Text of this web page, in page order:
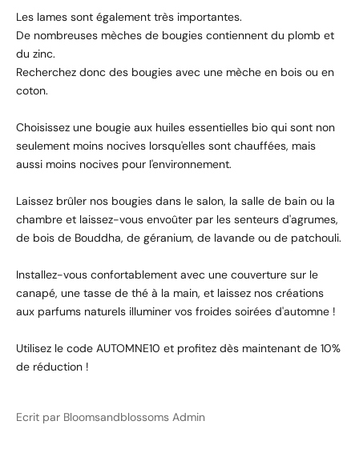
Les lames sont également très importantes.
De nombreuses mèches de bougies contiennent du plomb et
du zinc.
Recherchez donc des bougies avec une mèche en bois ou en
coton.
Choisissez une bougie aux huiles essentielles bio qui sont non
seulement moins nocives lorsqu'elles sont chauffées, mais
aussi moins nocives pour l'environnement.
Laissez brûler nos bougies dans le salon, la salle de bain ou la
chambre et laissez-vous envoûter par les senteurs d'agrumes,
de bois de Bouddha, de géranium, de lavande ou de patchouli.
Installez-vous confortablement avec une couverture sur le
canapé, une tasse de thé à la main, et laissez nos créations
aux parfums naturels illuminer vos froides soirées d'automne !
Utilisez le code AUTOMNE10 et profitez dès maintenant de 10%
de réduction !
Ecrit par Bloomsandblossoms Admin